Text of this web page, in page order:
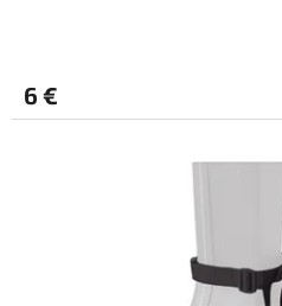
6 €